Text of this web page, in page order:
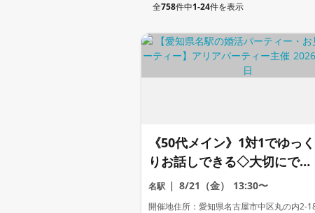
全758件中1-24件を表示
《50代メイン》1対1でゆっく
りお話しできる◇大切にでき
るお相手探し
名駅 8/21（金） 13:30〜
開催地住所：愛知県名古屋市中区丸の内2-